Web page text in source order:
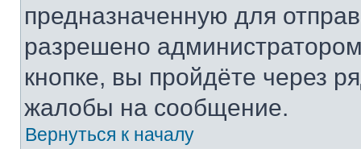
предназначенную для
разрешено
кнопке, вы пройдёте через
жалобы на сообщение.
Вернуться к началу